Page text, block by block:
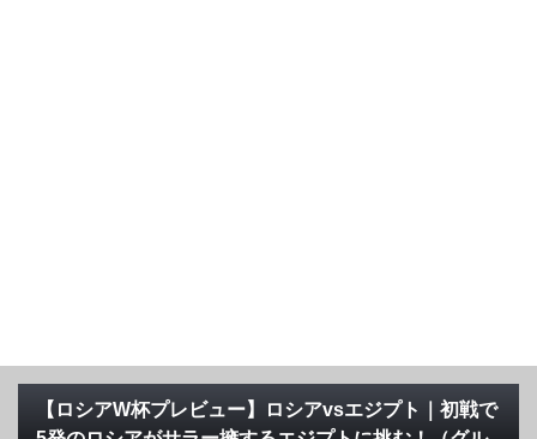
【ロシアW杯プレビュー】ロシアvsエジプト｜初戦で